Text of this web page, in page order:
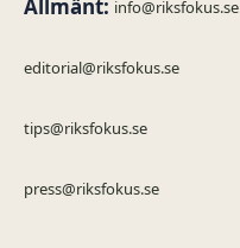
Allmänt: info@riksfokus.se
editorial@riksfokus.se
tips@riksfokus.se
press@riksfokus.se